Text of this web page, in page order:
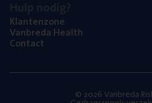
Klan­ten­zo­ne
Van­b­re­da Health
Con­tact
© 2026 Vanbreda